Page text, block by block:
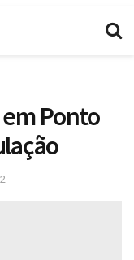
Ponto